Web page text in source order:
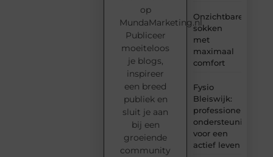
Onzichtbare
sokken
met
maximaal
comfort
Fysio
Bleiswijk:
professionele
ondersteuning
voor een
actief leven
op
MundaMarketing.nl.
Publiceer
moeiteloos
je blogs,
inspireer
een breed
publiek en
sluit je aan
bij een
groeiende
community